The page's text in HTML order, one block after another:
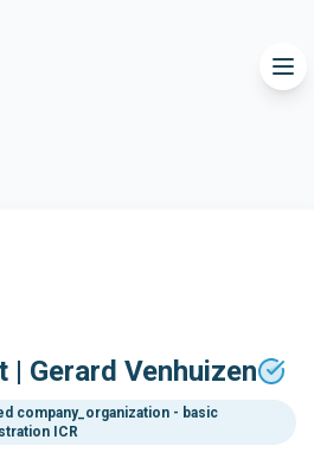
Gerard Venhuizen
company_organization - basic
ICR